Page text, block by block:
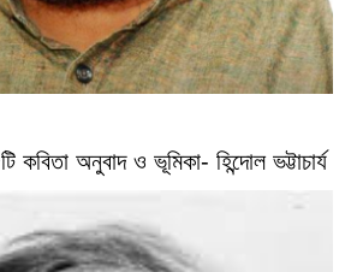
কবিতা অনুবাদ ও ভূমিকা- হিন্দোল ভট্টাচার্য